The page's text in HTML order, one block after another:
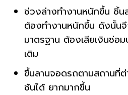
ช่วงล่างทำงานหนักขึ้น ชิ้น
ต้องทำงานหนักขึ้น ดังนั้น
มาตรฐาน ต้องเสียเงินซ่อ
เดิม
ขึ้นลานจอดรถตามสถานที่
ชันได้ ยากมากขึ้น